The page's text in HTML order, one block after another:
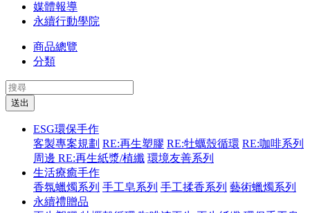
媒體報導
永續行動學院
商品總覽
分類
送出
ESG環保手作
客製專案規劃 RE:再生塑膠 RE:牡蠣殼循環 RE:咖啡系列
周邊 RE:再生紙漿/植纖 環境友善系列
生活療癒手作
香氛蠟燭系列 手工皂系列 手工揉香系列 藝術蠟燭系列
永續禮贈品